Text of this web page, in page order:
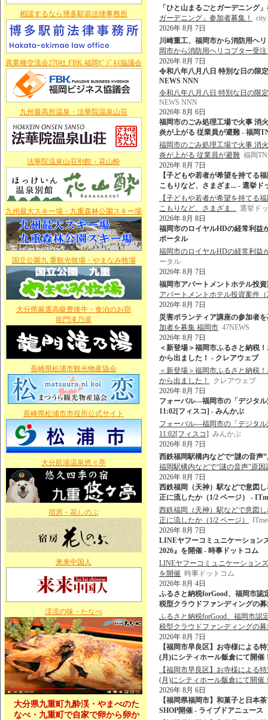
相談するなら博多駅前法律事務所
異業種交流会270社.FBK.福岡ﾋﾞｼﾞﾈｽ協議会
九州最高所温泉・法華院温泉山荘
法華院温泉山荘別館・花山酔
九州最大スキー場・九重森林公園スキー場
国立公園九 重観光牧場・やまなみ牧場
大分県厳選高級豊後牛・食泊のお宿
龍門滝乃湯
長崎県松浦市観光物産協会
長崎県松浦市市役所公式サイト
大分筋湯温泉悠々亭
宿房・花しのぶ
来来中国人
渓流の味・たなべ
大分県九重町九酔渓・やまべのた
なべ・九重町で自家で卵から卵か
「ひと山まるごとガーデニング
ガーデニング」参加者募集！
2026年 8月 7日
川崎重工、福岡市から消防用ヘ
岡市から消防用ヘリコプター受注
2026年 8月 7日
令和八年八月八日 特別な日の限
NEWS NNN
令和八年八月八日 特別な日の限
NEWS NNN
2026年 8月 6日
福岡市のごみ処理工場で火事 消
炎が上がる 従業員が避難 - 福岡
福岡市のごみ処理工場で火事 消
炎が上がる 従業員が避難 福岡
2026年 8月 7日
【子どもや若者が希望を持てる
こもりなど、さまざま... - 選挙ド
【子どもや若者が希望を持てる
こもりなど、さまざま... 選挙ド
2026年 8月 8日
福岡市のロイヤルHDの経常利益
ポータル
福岡市のロイヤルHDの経常利益
ータル
2026年 8月 7日
福岡市アパートメントホテル投
アパートメントホテル投資案件
2026年 8月 7日
災害ボランティア講座の参加者
加者を募集 福岡市 47NEWS
2026年 8月 7日
＜新登場＞福岡市ふるさと納税
から出ました！ - クレアウェブ
＜新登場＞福岡市ふるさと納税
から出ました！
クレアウェブ
2026年 8月 7日
フォーバル---福岡市の「デジタ
11:02[フィスコ] - みんかぶ
フォーバル---福岡市の「デジタ
11:02[フィスコ] みんかぶ
2026年 8月 7日
西鉄福岡駅構内などで“謎の音声
福岡駅構内などで“謎の音声”原
2026年 8月 7日
西鉄福岡（天神）駅などで意図
正に流したか（1/2 ページ） -
西鉄福岡（天神）駅などで意図
正に流したか（1/2 ページ）
2026年 8月 7日
LINEヤフーコミュニケーション
2026』を開催 - 時事ドットコム
LINEヤフーコミュニケーション
を開催 時事ドットコム
2026年 8月 4日
ふるさと納税forGood、福岡市認
税型クラウドファンディングの
ふるさと納税forGood、福岡市認
税型クラウドファンディングの
2026年 8月 7日
【福岡市早良区】お寺様による
(月)にシティホール飯倉にて開催
【福岡市早良区】お寺様による
(月)にシティホール飯倉にて開催
2026年 8月 6日
【福岡県福岡市】和菓子と日本
SHOP開催 - ライブドアニュース